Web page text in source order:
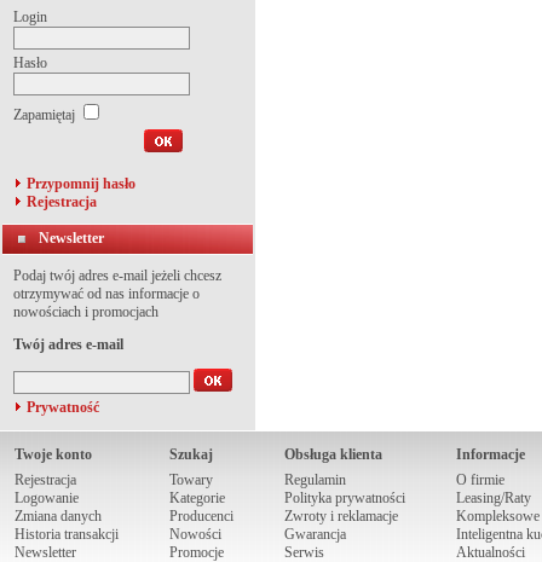
Login
Hasło
Zapamiętaj
Przypomnij hasło
Rejestracja
Newsletter
Podaj twój adres e-mail jeżeli chcesz
otrzymywać od nas informacje o
nowościach i promocjach
Twój adres e-mail
Prywatność
Twoje konto
Rejestracja
Logowanie
Zmiana danych
Historia transakcji
Newsletter
Szukaj
Towary
Kategorie
Producenci
Nowości
Promocje
Obsługa klienta
Regulamin
Polityka prywatności
Zwroty i reklamacje
Gwarancja
Serwis
Informacje
O firmie
Leasing/Raty
Kompleksowe
Inteligentna
Aktualności